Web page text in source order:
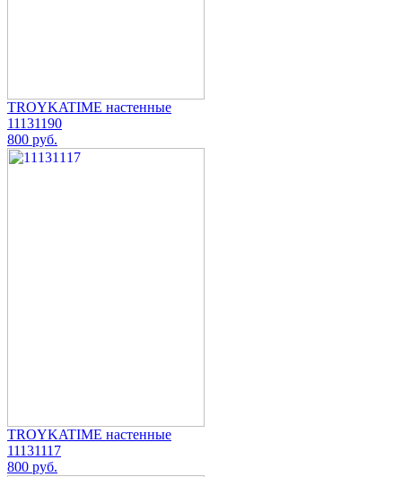
TROYKATIME настенные
11131190
800 руб.
TROYKATIME настенные
11131117
800 руб.